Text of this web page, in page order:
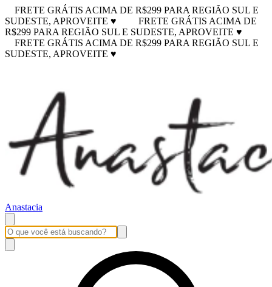
FRETE GRÁTIS ACIMA DE R$299 PARA REGIÃO SUL E
SUDESTE, APROVEITE ♥
FRETE GRÁTIS ACIMA DE
R$299 PARA REGIÃO SUL E SUDESTE, APROVEITE ♥
FRETE GRÁTIS ACIMA DE R$299 PARA REGIÃO SUL E
SUDESTE, APROVEITE ♥
Anastacia